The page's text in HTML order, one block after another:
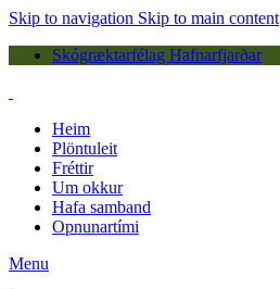
Skip to navigation Skip to main content
Skógræktarfélag Hafnarfjarðar
Heim
Plöntuleit
Fréttir
Um okkur
Hafa samband
Opnunartími
Menu